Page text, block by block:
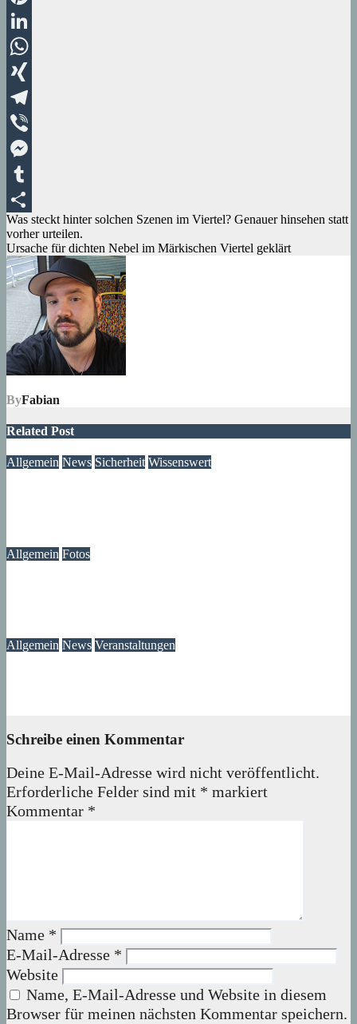
Pinterest
LinkedIn
WhatsApp
XING
Telegram
Viber
Messenger
Tumblr
Teilen
Beitragsnavigation
Was steckt hinter solchen Szenen im Viertel? Genauer hinsehen statt
vorher urteilen.
Ursache für dichten Nebel im Märkischen Viertel geklärt
ByFabian
Related Post
Allgemein News Sicherheit Wissenswert
Allgemein Fotos
Allgemein News Veranstaltungen
Schreibe einen Kommentar
Deine E-Mail-Adresse wird nicht veröffentlicht.
Erforderliche Felder sind mit * markiert
Kommentar *
Name *
E-Mail-Adresse *
Website
Name, E-Mail-Adresse und Website in diesem
Browser für meinen nächsten Kommentar speichern.